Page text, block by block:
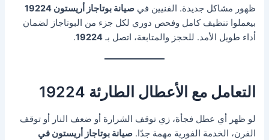
ظهور مشاكل جديدة. الفنيين فيصيانة بوتاجاز أريستون 19224
بيعملوا تنظيف كامل وفحص دوري لكل جزء من البوتاجاز لضمان
أداء طويل الأمد. للحجز والمتابعة، اتصل بـ19224
.
التعامل مع الأعطال الطارئة 19224
لو ظهر أي عطل فجأة، زي توقف الشرارة أو ضعف النار أو توقف
الفرن، الخدمة الفورية مهمة جدًا.صيانة بوتاجاز أريستون في